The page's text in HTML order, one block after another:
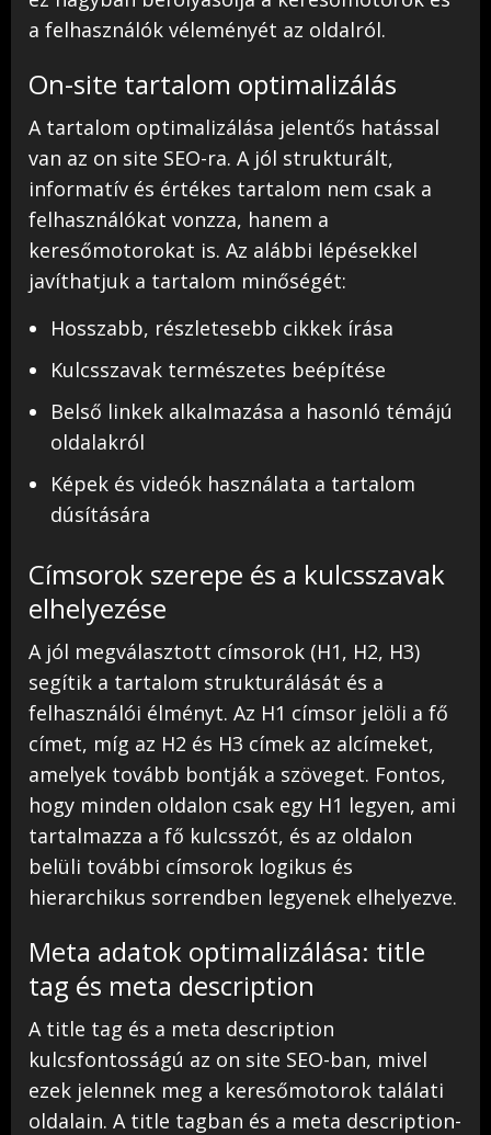
a felhasználók véleményét az oldalról.
On-site tartalom optimalizálás
A tartalom optimalizálása jelentős hatással
van az on site SEO-ra. A jól strukturált,
informatív és értékes tartalom nem csak a
felhasználókat vonzza, hanem a
keresőmotorokat is. Az alábbi lépésekkel
javíthatjuk a tartalom minőségét:
Hosszabb, részletesebb cikkek írása
Kulcsszavak természetes beépítése
Belső linkek alkalmazása a hasonló témájú
oldalakról
Képek és videók használata a tartalom
dúsítására
Címsorok szerepe és a kulcsszavak
elhelyezése
A jól megválasztott címsorok (H1, H2, H3)
segítik a tartalom strukturálását és a
felhasználói élményt. Az H1 címsor jelöli a fő
címet, míg az H2 és H3 címek az alcímeket,
amelyek tovább bontják a szöveget. Fontos,
hogy minden oldalon csak egy H1 legyen, ami
tartalmazza a fő kulcsszót, és az oldalon
belüli további címsorok logikus és
hierarchikus sorrendben legyenek elhelyezve.
Meta adatok optimalizálása: title
tag és meta description
A title tag és a meta description
kulcsfontosságú az on site SEO-ban, mivel
ezek jelennek meg a keresőmotorok találati
oldalain. A title tagban és a meta description-